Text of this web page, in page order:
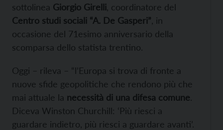
sottolinea Giorgio Girelli , coordinatore del
Centro studi sociali “A. De Gasperi” , in
occasione del 71esimo anniversario della
scomparsa dello statista trentino.
Oggi – rileva – “l’Europa si trova di fronte a
nuove sfide geopolitiche che rendono più che
mai attuale la necessità di una difesa comune.
Diceva Winston Churchill: ‘Più riesci a
guardare indietro, più riesci a guardare avanti’.